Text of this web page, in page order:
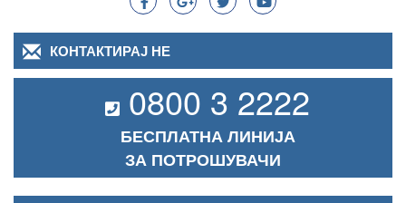
КОНТАКТИРАЈ НЕ
0800 3 2222
БЕСПЛАТНА ЛИНИЈА
ЗА ПОТРОШУВАЧИ